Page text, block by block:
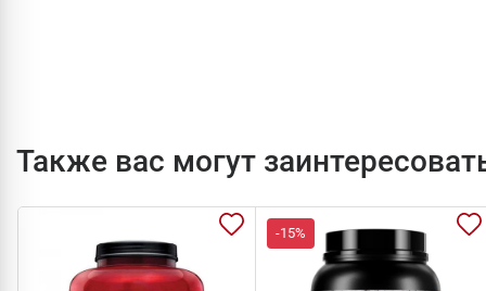
Также вас могут
-15%